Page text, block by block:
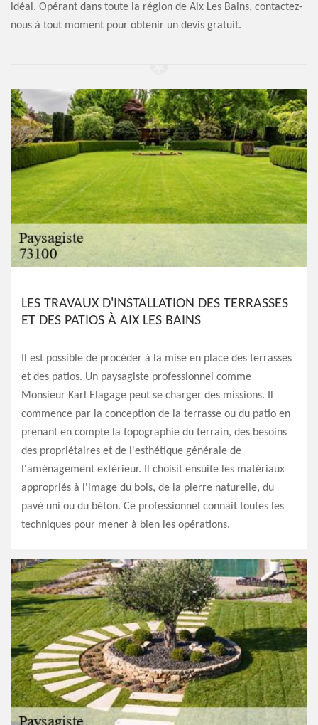
idéal. Opérant dans toute la région de Aix Les Bains, contactez-
nous à tout moment pour obtenir un devis gratuit.
LES TRAVAUX D'INSTALLATION DES TERRASSES
ET DES PATIOS À AIX LES BAINS
Il est possible de procéder à la mise en place des terrasses
et des patios. Un paysagiste professionnel comme
Monsieur Karl Elagage peut se charger des missions. Il
commence par la conception de la terrasse ou du patio en
prenant en compte la topographie du terrain, des besoins
des propriétaires et de l'esthétique générale de
l'aménagement extérieur. Il choisit ensuite les matériaux
appropriés à l'image du bois, de la pierre naturelle, du
pavé uni ou du béton. Ce professionnel connait toutes les
techniques pour mener à bien les opérations.